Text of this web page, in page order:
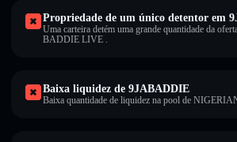
Propriedade de um único detentor em
Uma carteira detém uma grande quantidade da
BADDIE LIVE .
Baixa liquidez de 9JABADDIE
Baixa quantidade de liquidez na pool de